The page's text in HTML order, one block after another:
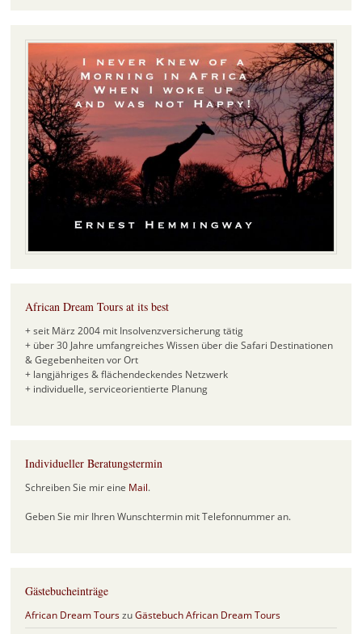
African Dream Tours at its best
+ seit März 2004 mit Insolvenzversicherung tätig
+ über 30 Jahre umfangreiches Wissen über die Safari Destinationen
& Gegebenheiten vor Ort
+ langjähriges & flächendeckendes Netzwerk
+ individuelle, serviceorientierte Planung
Individueller Beratungstermin
Schreiben Sie mir eine Mail.
Geben Sie mir Ihren Wunschtermin mit Telefonnummer an.
Gästebucheinträge
African Dream TourszuGästebuch African Dream Tours